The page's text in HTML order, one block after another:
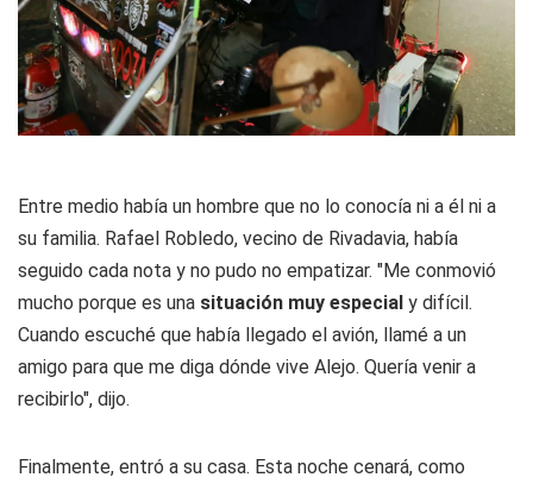
Entre medio había un hombre que no lo conocía ni a él ni a
su familia. Rafael Robledo, vecino de Rivadavia, había
seguido cada nota y no pudo no empatizar. "Me conmovió
mucho porque es una situación muy especial y difícil.
Cuando escuché que había llegado el avión, llamé a un
amigo para que me diga dónde vive Alejo. Quería venir a
recibirlo", dijo.
Finalmente, entró a su casa. Esta noche cenará, como